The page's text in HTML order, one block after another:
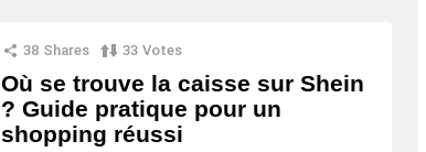
38 Shares 33 Votes
Où se trouve la caisse sur Shein
? Guide pratique pour un
shopping réussi